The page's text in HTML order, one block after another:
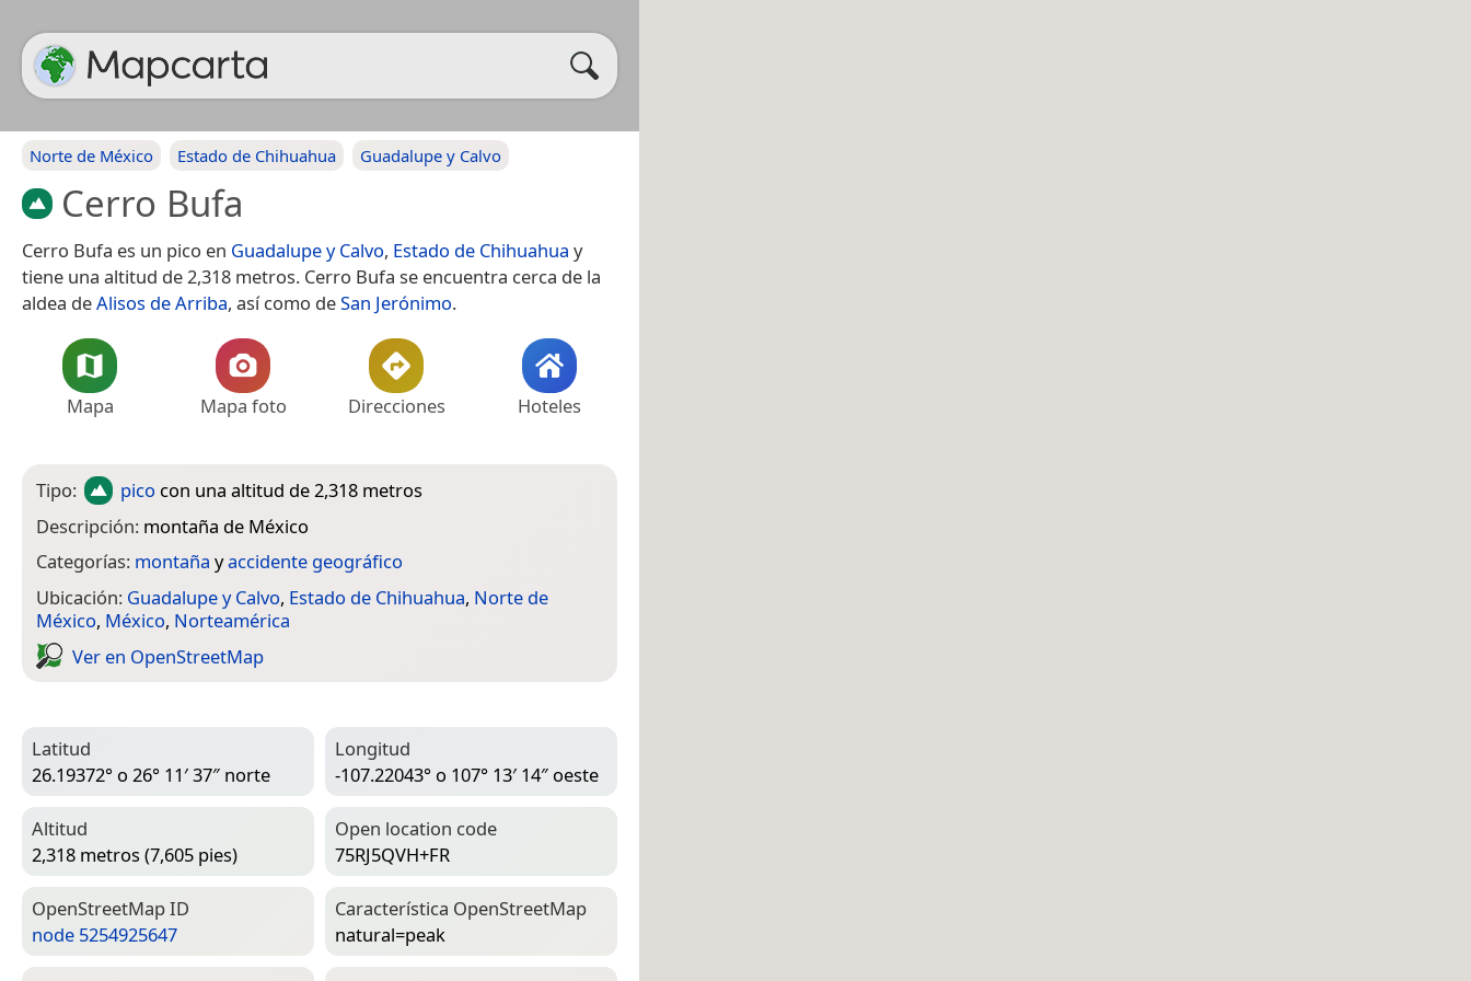
Norte de México Estado de Chihuahua Guadalupe y Calvo
Cerro Bufa
Cerro Bufa es un pico en Guadalupe y Calvo, Estado de Chihuahua y
tiene una altitud de 2,318 metros. Cerro Bufa se encuentra cerca de la
aldea deAlisos de Arriba, así como deSan Jerónimo.
Mapa Mapa foto Direcciones Hoteles
Tipo: pico con una altitud de 2,318 metros
Descripción: montaña de México
Categorías: montaña yaccidente geográfico
Ubicación: Guadalupe y Calvo, Estado de Chihuahua, Norte de
México, México, Norteamérica
Ver en Open­Street­Map
Latitud
26.19372° o 26° 11′ 37″ norte
Longitud
-107.22043° o 107° 13′ 14″ oeste
Altitud
2,318 metros (7,605 pies)
Open location code
75RJ5QVH+FR
Open­Street­Map ID
node 5254925647
Característica Open­Street­Map
natural=­peak